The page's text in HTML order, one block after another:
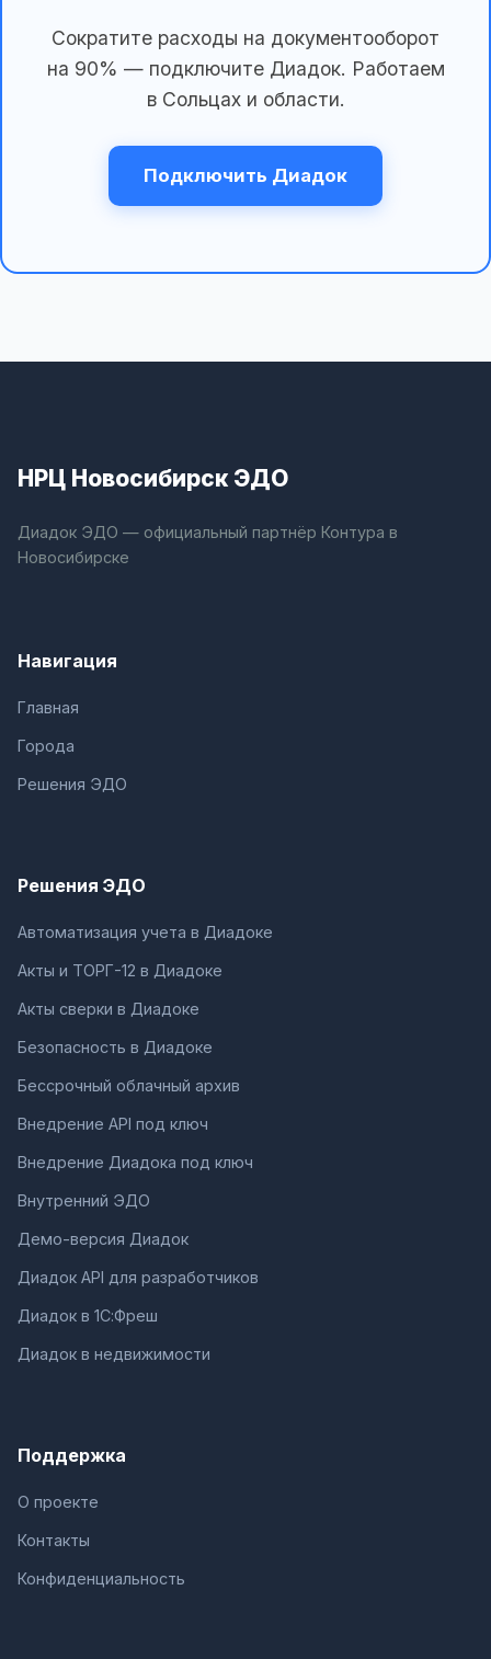
Сократите расходы на документооборот
на 90% — подключите Диадок. Работаем
в Сольцах и области.
Подключить Диадок
НРЦ Новосибирск ЭДО
Диадок ЭДО — официальный партнёр Контура в
Новосибирске
Навигация
Главная
Города
Решения ЭДО
Решения ЭДО
Автоматизация учета в Диадоке
Акты и ТОРГ-12 в Диадоке
Акты сверки в Диадоке
Безопасность в Диадоке
Бессрочный облачный архив
Внедрение API под ключ
Внедрение Диадока под ключ
Внутренний ЭДО
Демо-версия Диадок
Диадок API для разработчиков
Диадок в 1С:Фреш
Диадок в недвижимости
Поддержка
О проекте
Контакты
Конфиденциальность